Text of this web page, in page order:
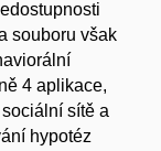
souboru však
4 aplikace,
sítě a
hypotéz